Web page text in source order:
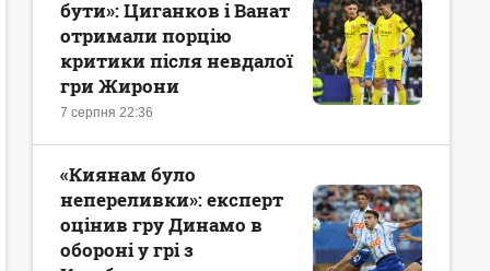
7 серпня 22:36
бути»: Циганков і Ванат
отримали порцію
критики після невдалої
гри Жирони
«Киянам було
непереливки»: експерт
оцінив гру Динамо в
обороні у грі з